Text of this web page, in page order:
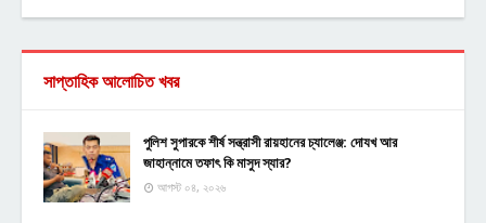
সাপ্তাহিক আলোচিত খবর
পুলিশ সুপারকে শীর্ষ সন্ত্রাসী রায়হানের চ্যালেঞ্জ: দোযখ আর
জাহান্নামে তফাৎ কি মাসুদ স্যার?
আগস্ট ০৪, ২০২৬